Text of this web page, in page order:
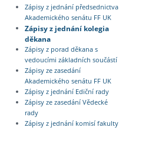
Zápisy z jednání předsednictva
Akademického senátu FF UK
Zápisy z jednání kolegia
děkana
Zápisy z porad děkana s
vedoucími základních součástí
Zápisy ze zasedání
Akademického senátu FF UK
Zápisy z jednání Ediční rady
Zápisy ze zasedání Vědecké
rady
Zápisy z jednání komisí fakulty